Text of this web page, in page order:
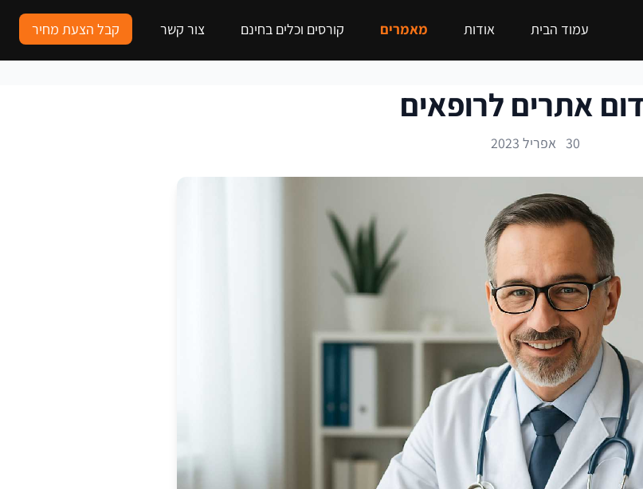
עמוד הבית אודות מאמרים קורסים וכלים בחינם צור קשר קבל הצעת מחיר
אתרים לרופאים
30 אפריל 2023